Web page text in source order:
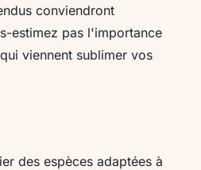
conviendront
estimez pas l'importance
viennent sublimer vos
des espèces adaptées à